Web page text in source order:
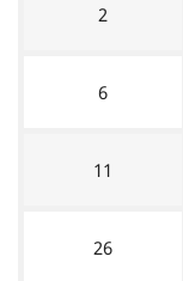
2
6
11
26